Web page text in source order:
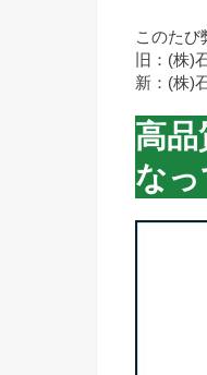
このたび
旧：(株)
新：(株)
高
な